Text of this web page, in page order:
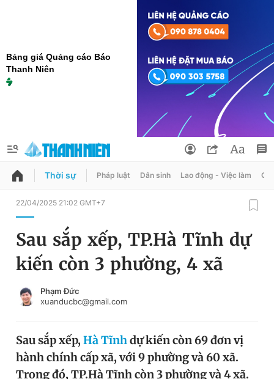
Bảng giá Quảng cáo Báo
Thanh Niên
QUẢNG CÁO
Chuyên mục
Chuyên mục khác
Tin thị trường Tin 360
Đổi mật khẩu
Tin đã lưu
Tin đã xem
Đăng xuất
Thời sự Pháp luật Dân sinh Lao động - Việc làm
22/04/2025 21:02 GMT+7
Sau sắp xếp, TP.Hà Tĩnh dự
kiến còn 3 phường, 4 xã
Phạm Đức
xuanducbc@gmail.com
Sau sắp xếp, Hà Tĩnhdự kiến còn 69 đơn vị
hành chính cấp xã, với 9 phường và 60 xã.
Trong đó, TP.Hà Tĩnh còn 3 phường và 4 xã.